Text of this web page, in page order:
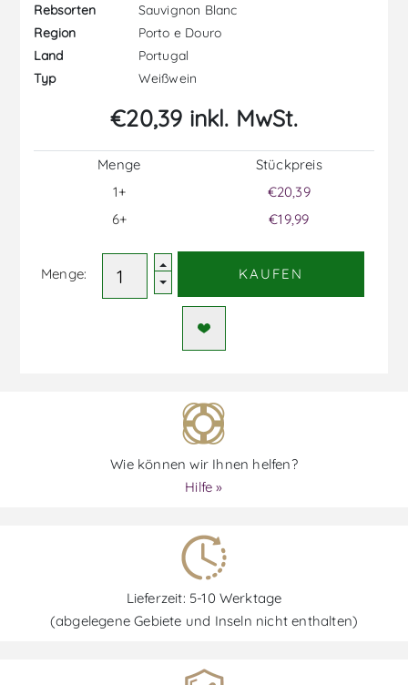
Rebsorten
Sauvignon Blanc
Region
Porto e Douro
Land
Portugal
Typ
Weißwein
€20,39 inkl. MwSt.
Menge
1+
6+
Stückpreis
€20,39
€19,99
Menge: KAUFEN
Wie können wir Ihnen helfen?
Hilfe »
Lieferzeit: 5-10 Werktage
(abgelegene Gebiete und Inseln nicht enthalten)